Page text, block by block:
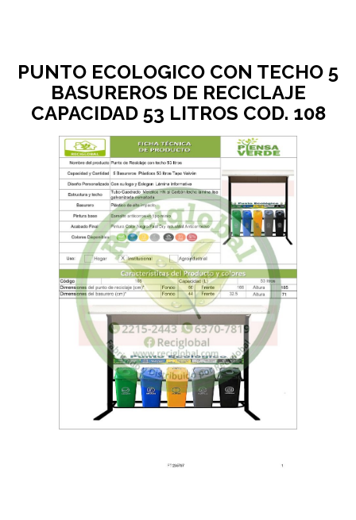
PUNTO ECOLOGICO CON TECHO 5
BASUREROS DE RECICLAJE
CAPACIDAD 53 LITROS COD. 108